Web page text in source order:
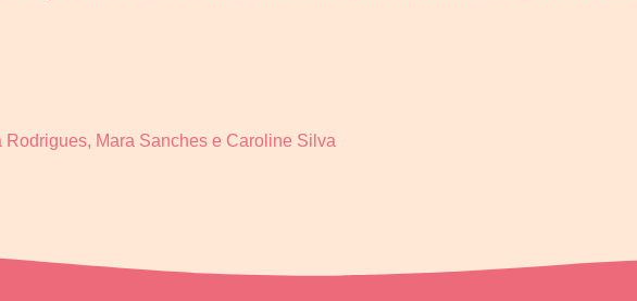
Mara Sanches e Caroline Silva